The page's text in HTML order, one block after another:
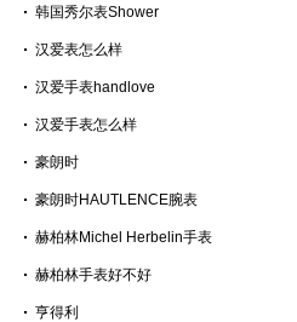
韩国秀尔表Shower
汉爱表怎么样
汉爱手表handlove
汉爱手表怎么样
豪朗时
豪朗时HAUTLENCE腕表
赫柏林Michel Herbelin手表
赫柏林手表好不好
亨得利